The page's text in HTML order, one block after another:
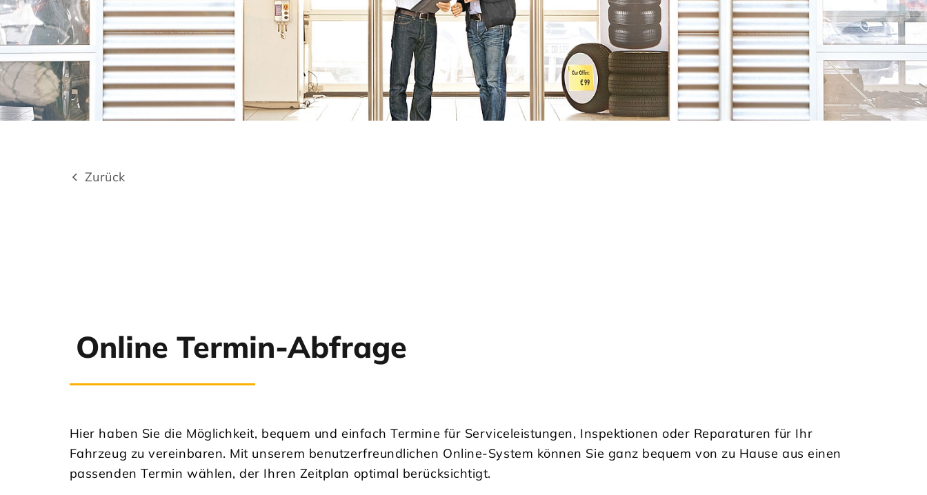
Zurück
Online Termin-Abfrage
Hier haben Sie die Möglichkeit, bequem und einfach Termine für Serviceleistungen, Inspektionen oder Reparaturen für Ihr
Fahrzeug zu vereinbaren. Mit unserem benutzerfreundlichen Online-System können Sie ganz bequem von zu Hause aus einen
passenden Termin wählen, der Ihren Zeitplan optimal berücksichtigt.